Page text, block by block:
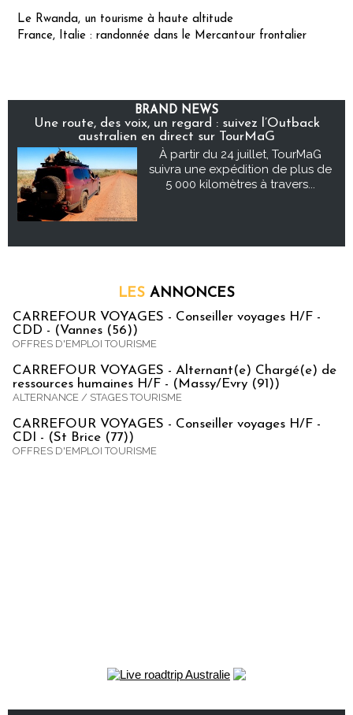
Le Rwanda, un tourisme à haute altitude
France, Italie : randonnée dans le Mercantour frontalier
BRAND NEWS
Une route, des voix, un regard : suivez l’Outback
australien en direct sur TourMaG
À partir du 24 juillet, TourMaG
suivra une expédition de plus de
5 000 kilomètres à travers...
LES ANNONCES
CARREFOUR VOYAGES - Conseiller voyages H/F -
CDD - (Vannes (56))
OFFRES D'EMPLOI TOURISME
CARREFOUR VOYAGES - Alternant(e) Chargé(e) de
ressources humaines H/F - (Massy/Evry (91))
ALTERNANCE / STAGES TOURISME
CARREFOUR VOYAGES - Conseiller voyages H/F -
CDI - (St Brice (77))
OFFRES D'EMPLOI TOURISME